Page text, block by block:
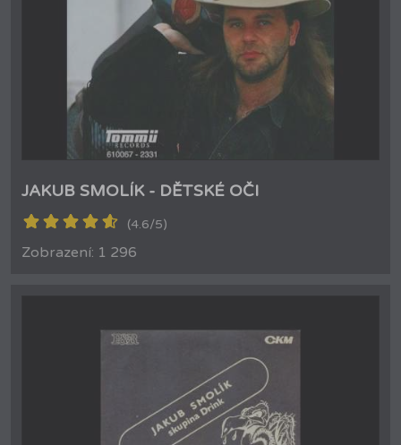
JAKUB SMOLÍK - DĚTSKÉ OČI
(4.6/5)
Zobrazení: 1 296